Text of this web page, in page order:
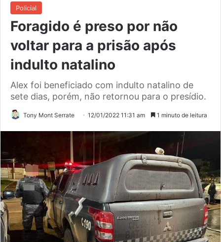
Policial
Foragido é preso por não
voltar para a prisão após
indulto natalino
Alex foi beneficiado com indulto natalino de
sete dias, porém, não retornou para o presídio.
Tony Mont Serrate 12/01/2022 11:31 am 1 minuto de leitura